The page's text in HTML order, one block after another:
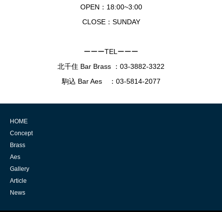
OPEN：18:00~3:00
CLOSE：SUNDAY
ーーーTELーーー
北千住 Bar Brass ： 03-3882-3322
駒込 Bar Aes ： 03-5814-2077
HOME
Concept
Brass
Aes
Gallery
Article
News